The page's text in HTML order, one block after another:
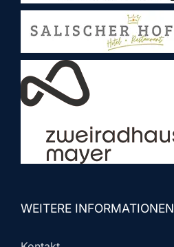
WEITERE INFORMATIONEN